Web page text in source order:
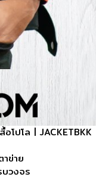
โปโล | JACKETBKK
ข่าย
บวงจร